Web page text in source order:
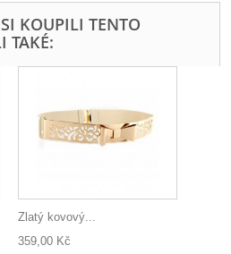
KOUPILI TENTO
TAKÉ:
Zlatý kovový...
359,00 Kč